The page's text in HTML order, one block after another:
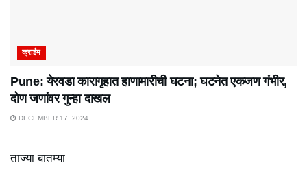
क्राईम
Pune: येरवडा कारागृहात हाणामारीची घटना; घटनेत एकजण गंभीर,
दोण जणांवर गुन्हा दाखल
DECEMBER 17, 2024
ताज्या बातम्या